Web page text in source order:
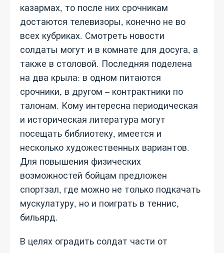
казармах, то после них срочникам
достаются телевизоры, конечно не во
всех кубриках. Смотреть новости
солдаты могут и в комнате для досуга, а
также в столовой. Последняя поделена
на два крыла: в одном питаются
срочники, в другом – контрактники по
талонам. Кому интересна периодическая
и историческая литература могут
посещать библиотеку, имеется и
несколько художественных вариантов.
Для повышения физических
возможностей бойцам предложен
спортзал, где можно не только подкачать
мускулатуру, но и поиграть в теннис,
бильярд.
В целях оградить солдат части от